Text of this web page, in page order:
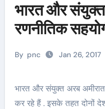
भारत और
रणनीतिक
By pnc Jan 26, 2017
भारत और संयुक्त अरब अमीरात दोनों देश समय के साथ कदमताल
कर रहे हैं . इसके तहत दोनों